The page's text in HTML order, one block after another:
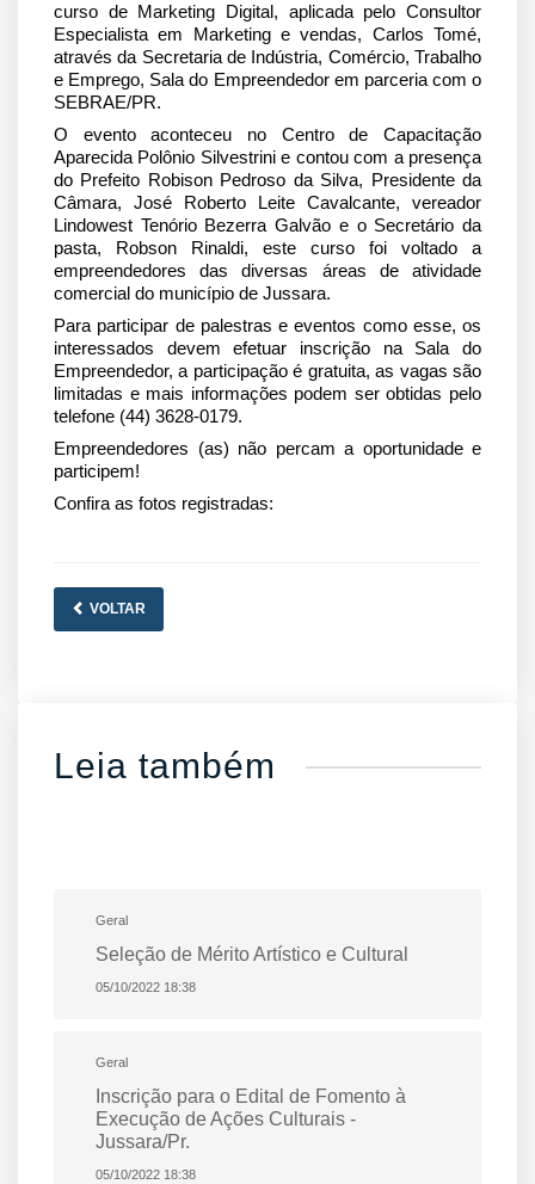
curso de Marketing Digital, aplicada pelo Consultor
Especialista em Marketing e vendas, Carlos Tomé,
através da Secretaria de Indústria, Comércio, Trabalho
e Emprego, Sala do Empreendedor em parceria com o
SEBRAE/PR.
O evento aconteceu no Centro de Capacitação
Aparecida Polônio Silvestrini e contou com a presença
do Prefeito Robison Pedroso da Silva, Presidente da
Câmara, José Roberto Leite Cavalcante, vereador
Lindowest Tenório Bezerra Galvão e o Secretário da
pasta, Robson Rinaldi, este curso foi voltado a
empreendedores das diversas áreas de atividade
comercial do município de Jussara.
Para participar de palestras e eventos como esse, os
interessados devem efetuar inscrição na Sala do
Empreendedor, a participação é gratuita, as vagas são
limitadas e mais informações podem ser obtidas pelo
telefone (44) 3628-0179.
Empreendedores (as) não percam a oportunidade e
participem!
Confira as fotos registradas:
VOLTAR
Leia também
Geral
Seleção de Mérito Artístico e Cultural
05/10/2022 18:38
Geral
Inscrição para o Edital de Fomento à
Execução de Ações Culturais -
Jussara/Pr.
05/10/2022 18:38